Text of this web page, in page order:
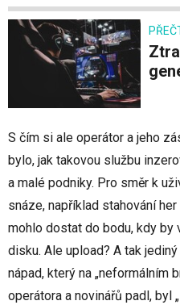
Ztracená (videoherní)
S čím si ale operátor a jeho
bylo, jak takovou službu
a malé podniky. Pro směr k
snáze, například stahování
mohlo dostat do bodu, kdy by
disku. Ale upload? A tak
nápad, který na „neformálním
operátora a novinářů padl, byl